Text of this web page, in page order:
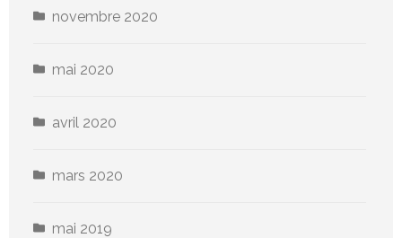
novembre 2020
mai 2020
avril 2020
mars 2020
mai 2019